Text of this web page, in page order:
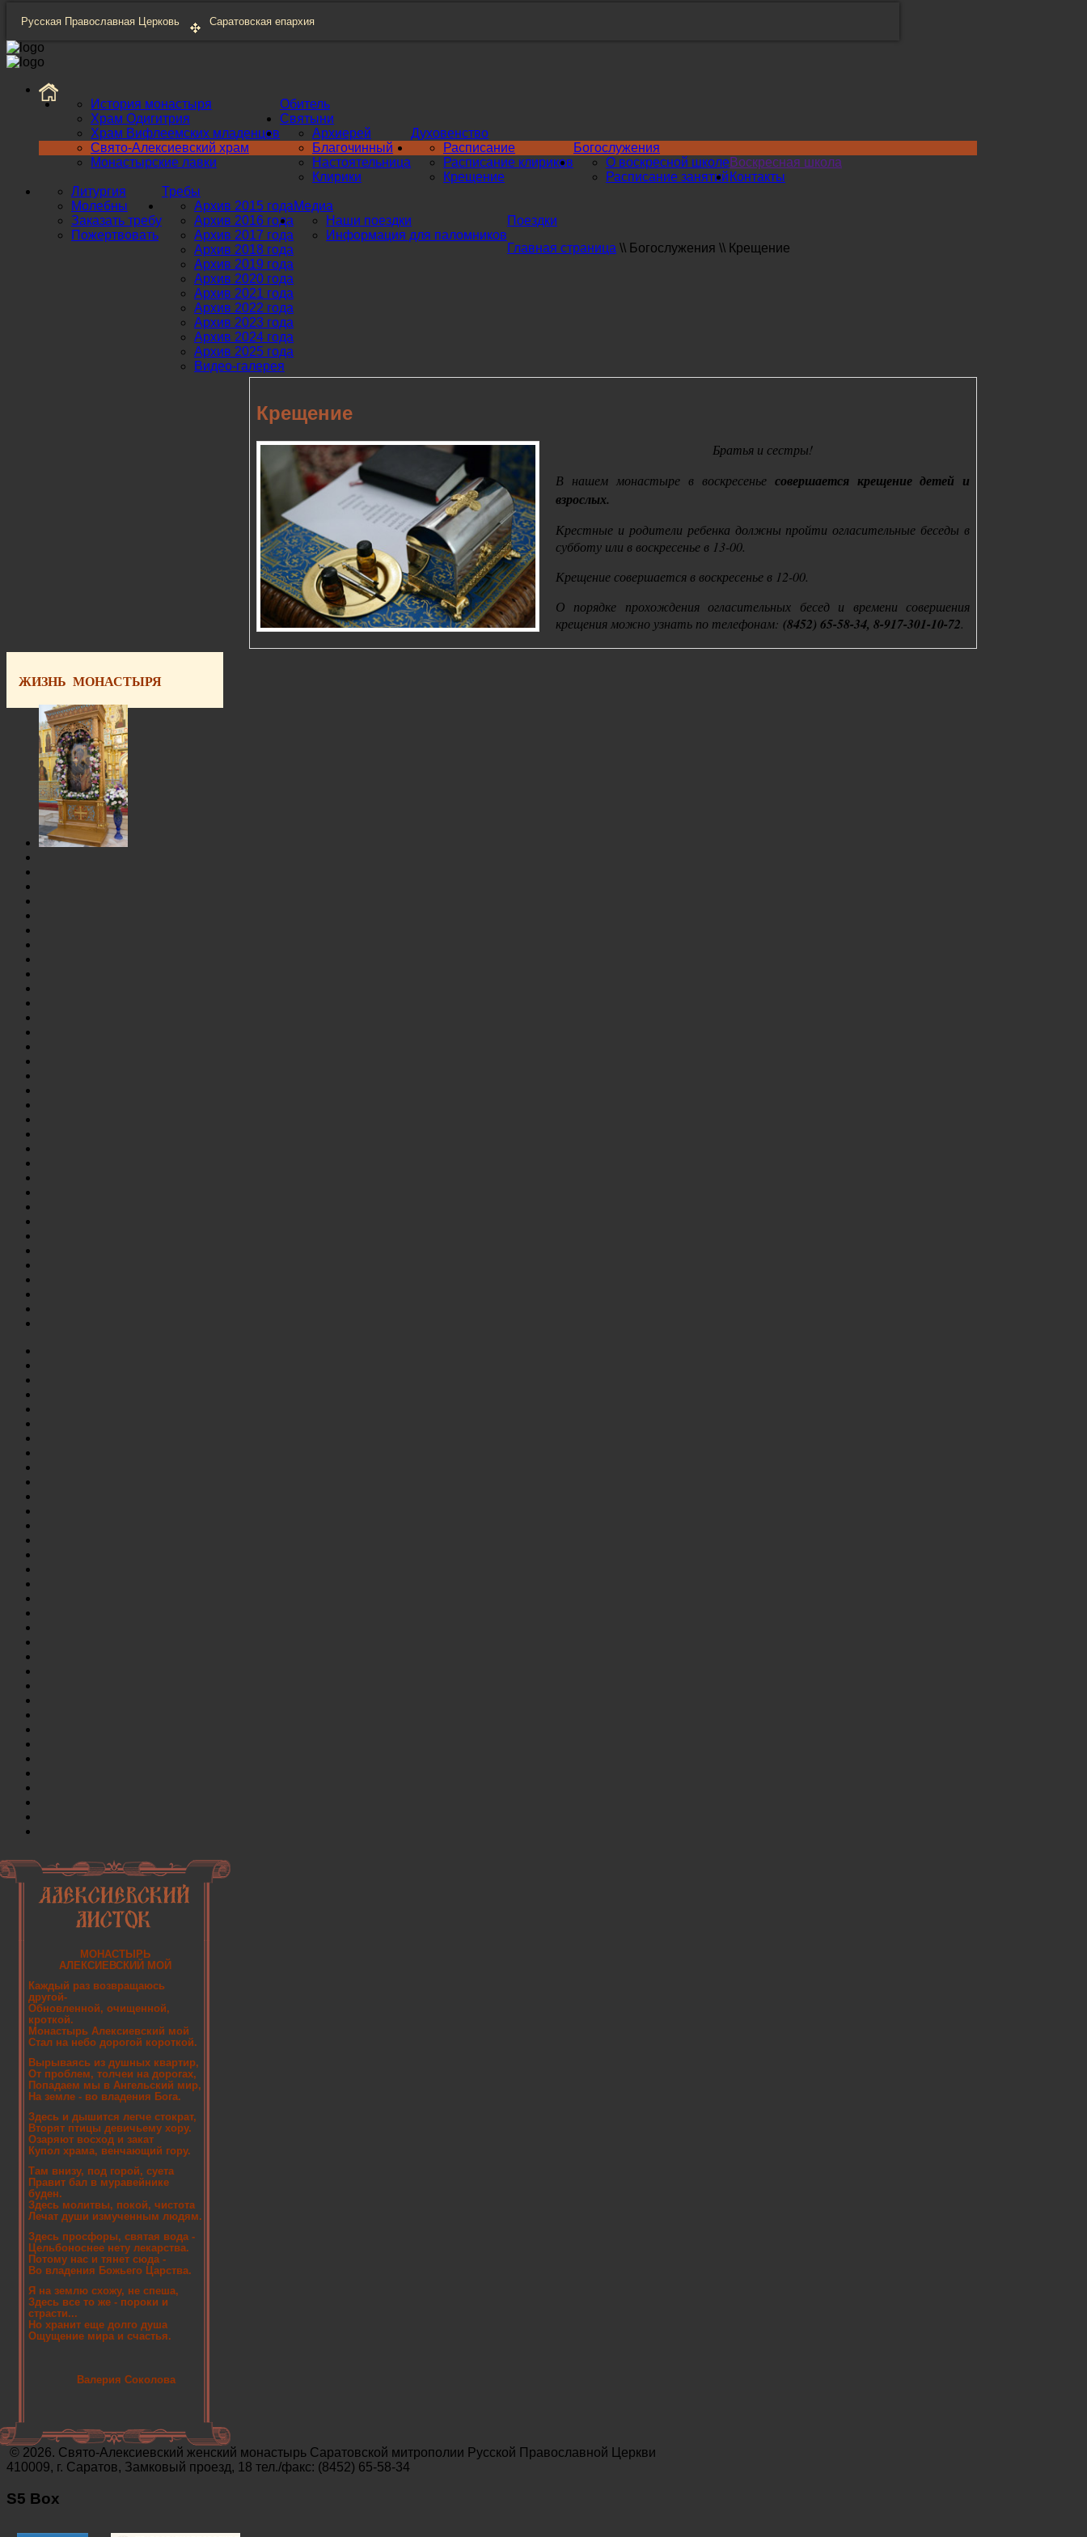
Русская Православная Церковь Саратовская епархия
Обитель
История монастыря
Храм Одигитрия
Храм Вифлеемских младенцев
Свято-Алексиевский храм
Монастырские лавки
Святыни
Духовенство
Архиерей
Благочинный
Настоятельница
Клирики
Богослужения
Расписание
Расписание клириков
Крещение
Воскресная школа
О воскресной школе
Расписание занятий Контакты
Требы
Литургия
Молебны
Заказать требу
Пожертвовать
Медиа
Архив 2015 года
Архив 2016 года
Архив 2017 года
Архив 2018 года
Архив 2019 года
Архив 2020 года
Архив 2021 года
Архив 2022 года
Архив 2023 года
Архив 2024 года
Архив 2025 года
Видео-галерея
Поездки
Наши поездки
Информация для паломников
Главная страница \\ Богослужения \\ Крещение
Крещение
Братья и сестры!
В нашем монастыре в воскресенье совершается крещение детей и
взрослых.
Крестные и родители ребенка должны пройти огласительные беседы в
субботу или в воскресенье в 13-00.
Крещение совершается в воскресенье в 12-00.
О порядке прохождения огласительных бесед и времени совершения
крещения можно узнать по телефонам: (8452) 65-58-34, 8-917-301-10-72.
ЖИЗНЬ МОНАСТЫРЯ
МОНАСТЫРЬ
АЛЕКСИЕВСКИЙ МОЙ
Каждый раз возвращаюсь
другой-
Обновленной, очищенной,
кроткой.
Монастырь Алексиевский мой
Стал на небо дорогой короткой.
Вырываясь из душных квартир,
От проблем, толчеи на дорогах,
Попадаем мы в Ангельский мир,
На земле - во владения Бога.
Здесь и дышится легче стократ,
Вторят птицы девичьему хору.
Озаряют восход и закат
Купол храма, венчающий гору.
Там внизу, под горой, суета
Правит бал в муравейнике
буден.
Здесь молитвы, покой, чистота
Лечат души измученным людям.
Здесь просфоры, святая вода -
Цельбоноснее нету лекарства.
Потому нас и тянет сюда -
Во владения Божьего Царства.
Я на землю схожу, не спеша,
Здесь все то же - пороки и
страсти...
Но хранит еще долго душа
Ощущение мира и счастья.
Валерия Соколова
© 2026. Свято-Алексиевский женский монастырь Саратовской митрополии Русской Православной Церкви
410009, г. Саратов, Замковый проезд, 18 тел./факс: (8452) 65-58-34
S5 Box